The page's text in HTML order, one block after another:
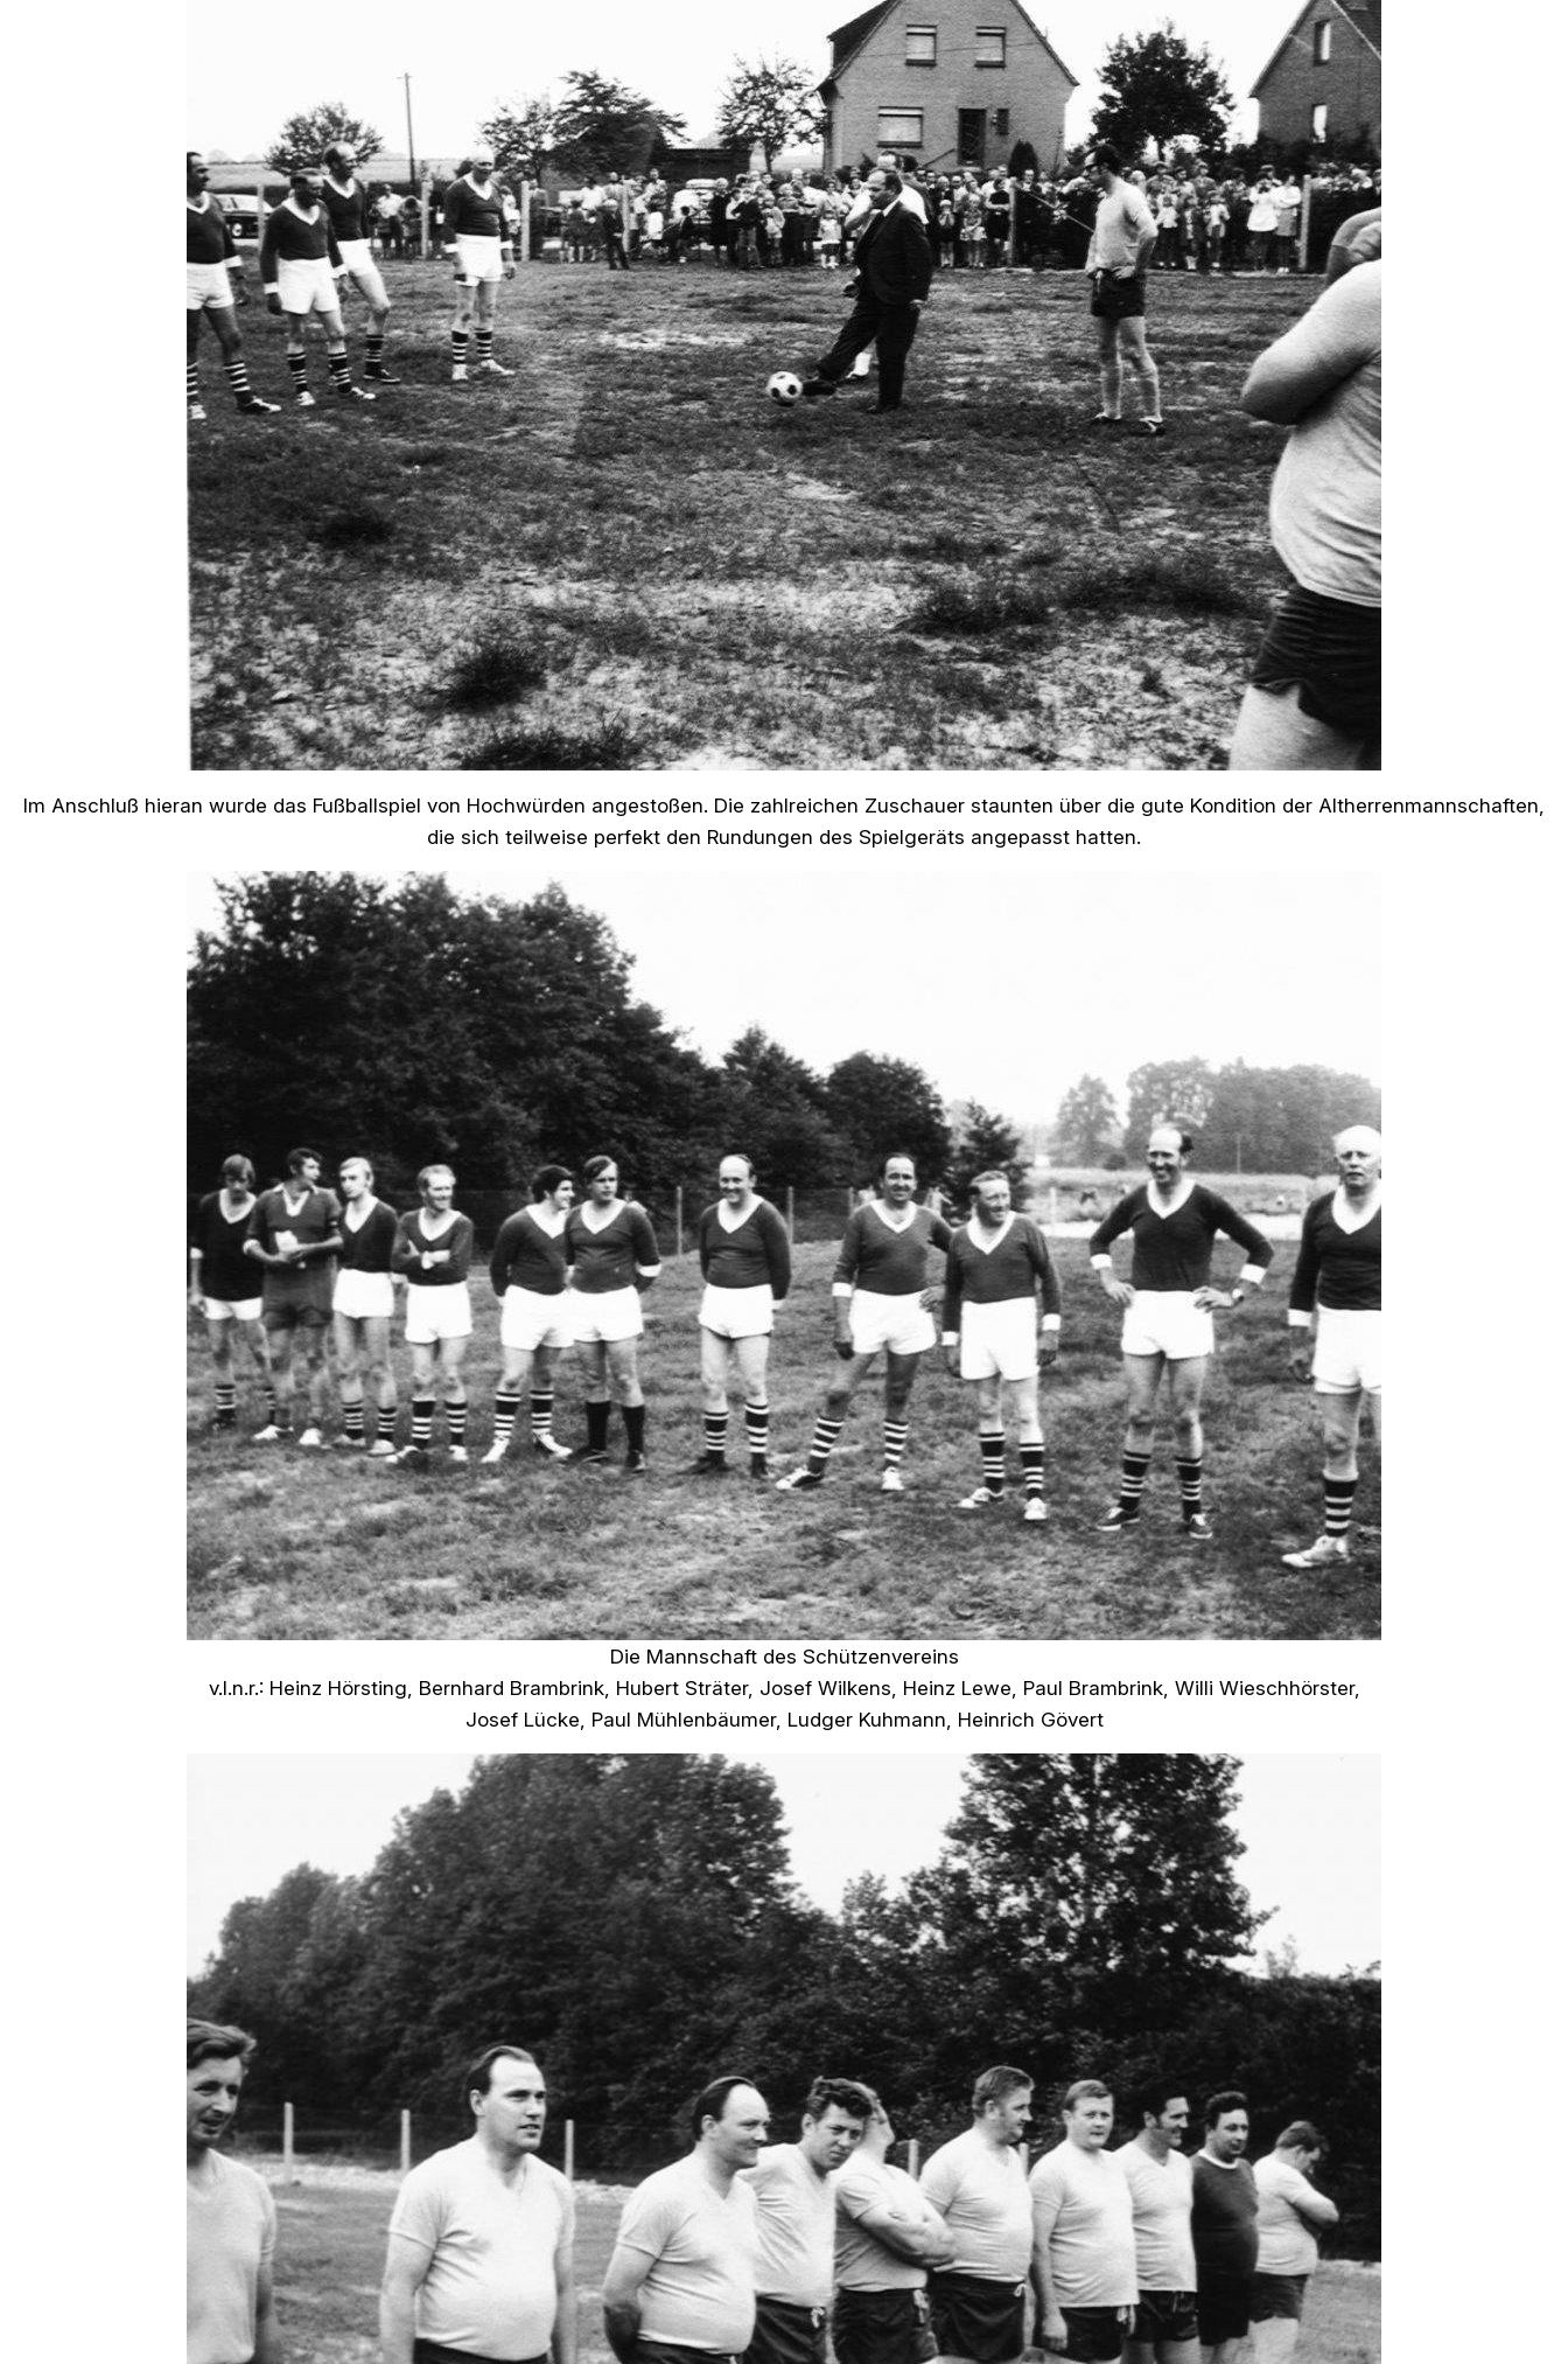
Im Anschluß hieran wurde das Fußballspiel von Hochwürden angestoßen. Die zahlreichen Zuschauer staunten über die gute Kondition der Altherrenmannschaften,
die sich teilweise perfekt den Rundungen des Spielgeräts angepasst hatten.
Die Mannschaft des Schützenvereins
v.l.n.r.: Heinz Hörsting, Bernhard Brambrink, Hubert Sträter, Josef Wilkens, Heinz Lewe, Paul Brambrink, Willi Wieschhörster,
Josef Lücke, Paul Mühlenbäumer, Ludger Kuhmann, Heinrich Gövert